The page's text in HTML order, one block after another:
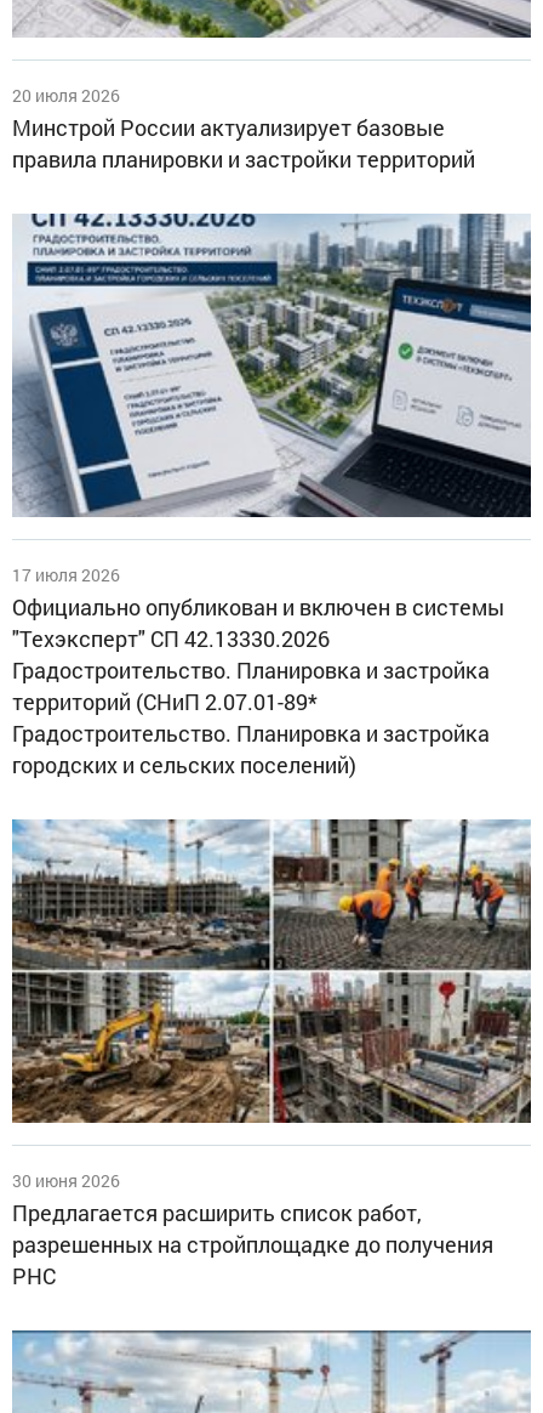
20 июля 2026
Минстрой России актуализирует базовые
правила планировки и застройки территорий
17 июля 2026
Официально опубликован и включен в системы
"Техэксперт" СП 42.13330.2026
Градостроительство. Планировка и застройка
территорий (СНиП 2.07.01-89*
Градостроительство. Планировка и застройка
городских и сельских поселений)
30 июня 2026
Предлагается расширить список работ,
разрешенных на стройплощадке до получения
РНС